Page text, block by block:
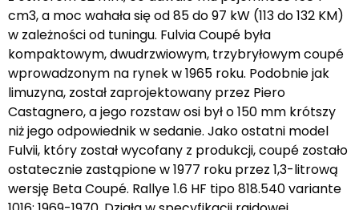
cm3, a moc wahała się od 85 do 97 kW (113 do 132 KM)
w zależności od tuningu. Fulvia Coupé była
kompaktowym, dwudrzwiowym, trzybryłowym coupé
wprowadzonym na rynek w 1965 roku. Podobnie jak
limuzyna, został zaprojektowany przez Piero
Castagnero, a jego rozstaw osi był o 150 mm krótszy
niż jego odpowiednik w sedanie. Jako ostatni model
Fulvii, który został wycofany z produkcji, coupé zostało
ostatecznie zastąpione w 1977 roku przez 1,3-litrową
wersję Beta Coupé. Rallye 1.6 HF tipo 818.540 variante